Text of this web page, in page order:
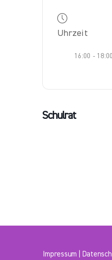
Uhrzeit
16:00 - 18:00
Schulrat
Impressum